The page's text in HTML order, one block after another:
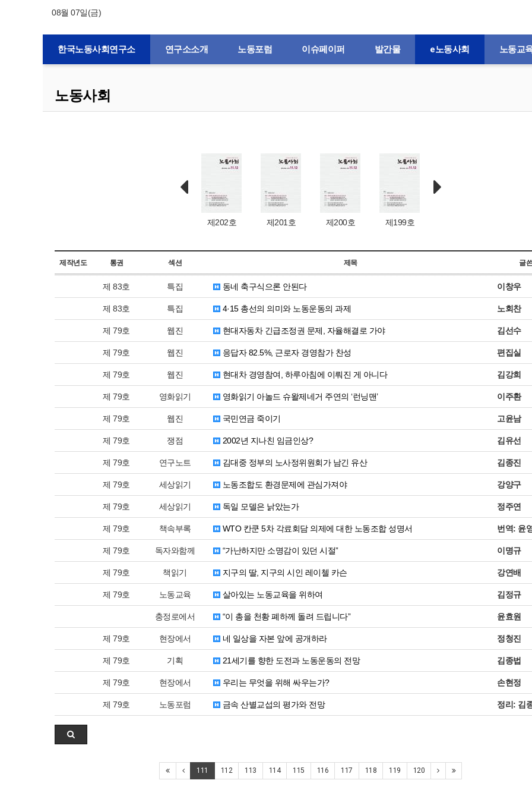
08월 07일(금)
한국노동사회연구소 연구소소개 노동포럼 이슈페이퍼 발간물 e노동사회 노동교
노동사회
제202호 제201호 제200호 제199호
제작년도 통권 섹션 제목 글
제 83호 특집 동네 축구식으론 안된다 이창우
제 83호 특집 4·15 총선의 의미와 노동운동의 과제 노회찬
제 79호 웹진 현대자동차 긴급조정권 문제, 자율해결로 가야 김선수
제 79호 웹진 응답자 82.5%, 근로자 경영참가 찬성 편집실
제 79호 웹진 현대차 경영참여, 하루아침에 이뤄진 게 아니다 김강희
제 79호 영화읽기 영화읽기 아놀드 슈왈제네거 주연의 ‘런닝맨’ 이주환
제 79호 웹진 국민연금 죽이기 고윤남
제 79호 쟁점 2002년 지나친 임금인상? 김유선
제 79호 연구노트 김대중 정부의 노사정위원회가 남긴 유산 김종진
제 79호 세상읽기 노동조합도 환경문제에 관심가져야 강양구
제 79호 세상읽기 독일 모델은 낡았는가 정주연
제 79호 책속부록 WTO 칸쿤 5차 각료회담 의제에 대한 노동조합 성명서 번역: 윤
제 79호 독자와함께 “가난하지만 소명감이 있던 시절” 이명규
제 79호 책읽기 지구의 딸, 지구의 시인 레이첼 카슨 강연배
제 79호 노동교육 살아있는 노동교육을 위하여 김정규
충정로에서 “이 총을 천황 폐하께 돌려 드립니다” 윤효원
제 79호 현장에서 네 일상을 자본 앞에 공개하라 정청진
제 79호 기획 21세기를 향한 도전과 노동운동의 전망 김종법
제 79호 현장에서 우리는 무엇을 위해 싸우는가? 손현정
제 79호 노동포럼 금속 산별교섭의 평가와 전망 정리: 김
111 112 113 114 115 116 117 118 119 120